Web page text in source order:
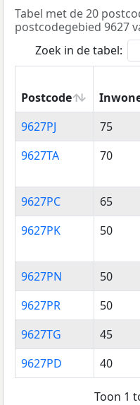
Tabel met de 20
postcodegebied 9627
Zoek in de tabel:
Postcode
Postcode
9627PJ 75
9627TA
70
9627PC 65
9627PK
50
9627PN 50
9627PR
50
9627TG
45
9627PD
40
Toon 1